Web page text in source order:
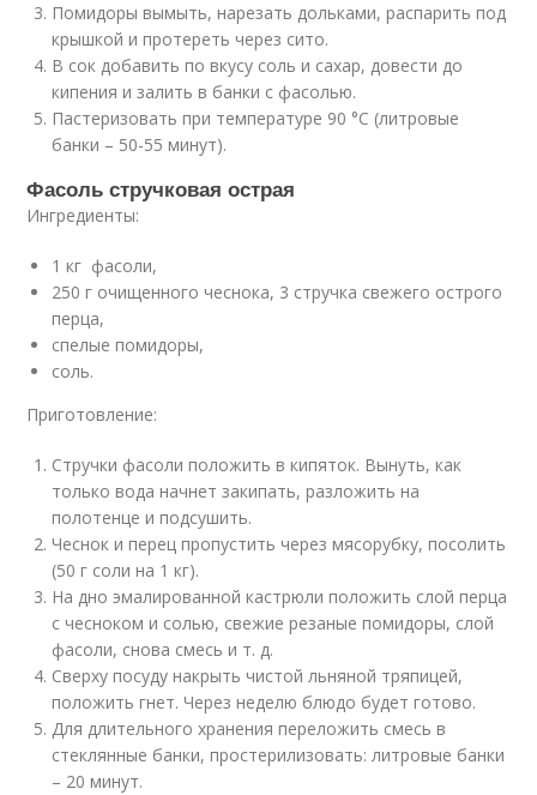
Помидоры вымыть, нарезать дольками, распарить под
крышкой и протереть через сито.
В сок добавить по вкусу соль и сахар, довести до
кипения и залить в банки с фасолью.
Пастеризовать при температуре 90 °С (литровые
банки – 50-55 минут).
Фасоль стручковая острая
Ингредиенты:
1 кг фасоли,
250 г очищенного чеснока, 3 стручка свежего острого
перца,
спелые помидоры,
соль.
Приготовление:
Стручки фасоли положить в кипяток. Вынуть, как
только вода начнет закипать, разложить на
полотенце и подсушить.
Чеснок и перец пропустить через мясорубку, посолить
(50 г соли на 1 кг).
На дно эмалированной кастрюли положить слой перца
с чесноком и солью, свежие резаные помидоры, слой
фасоли, снова смесь и т. д.
Сверху посуду накрыть чистой льняной тряпицей,
положить гнет. Через неделю блюдо будет готово.
Для длительного хранения переложить смесь в
стеклянные банки, простерилизовать: литровые банки
– 20 минут.